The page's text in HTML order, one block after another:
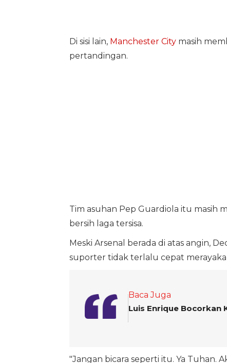
Di sisi lain, Manchester Citymasih
pertandingan.
Tim asuhan Pep Guardiola itu masih
bersih laga tersisa.
Meski Arsenal berada di atas angin,
suporter tidak terlalu cepat
Baca Juga
Luis Enrique Bocorkan
"Jangan bicara seperti itu. Ya Tuhan.